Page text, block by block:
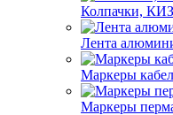
Колпачки, КИЗ
Лента
Маркеры
Маркеры